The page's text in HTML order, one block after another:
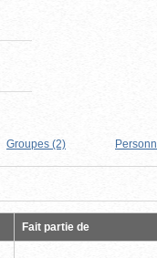
Groupes (2)
Fait partie de